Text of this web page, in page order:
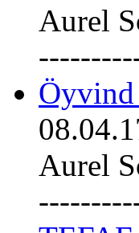
Aurel
Öyvind
Aurel